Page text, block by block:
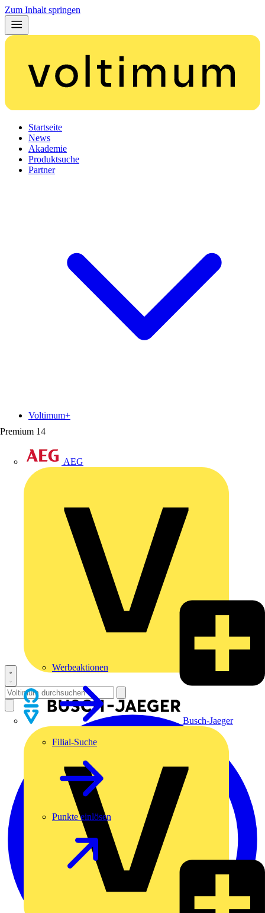
Zum Inhalt springen
Startseite
News
Akademie
Produktsuche
Partner
Premium 14
AEG
Busch-Jaeger
Voltimum+
Werbeaktionen
Filial-Suche
Punkte einlösen